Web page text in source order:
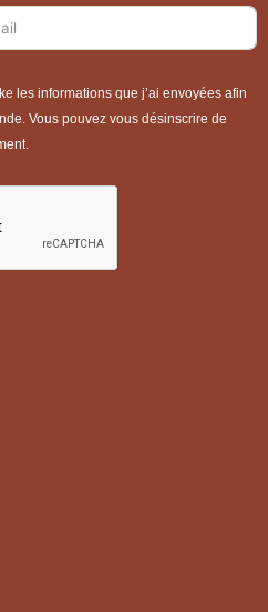
les informations que j’ai envoyées afin
Vous pouvez vous désinscrire de